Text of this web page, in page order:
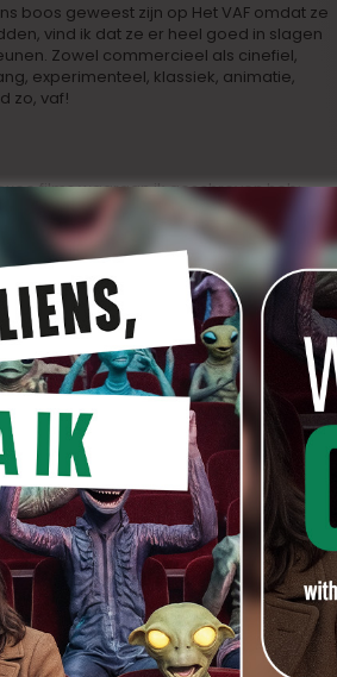
boos geweest zijn op Het VAF omdat ze
vind ik dat ze er heel goed in slagen
Zowel commercieel als cinefiel,
experimenteel, klassiek, animatie,
zo, vaf!
films waaraan ik geschreven heb:
en
‘De Reünie’
(een Nederlandse
, dat doorNathalie Basteyns
Nederland en een beetje in België. Een
(Vlaanderen, België…)? (dat
D.O.P’s, gaffers of om het even
hun ‘Image’ en hopelijk met hetzelfde
die met verve de Belgische film (én
of A (en in dezelfde beweging in de rest
onderdoen voor zijn helden.
Wie moeten we in de gaten